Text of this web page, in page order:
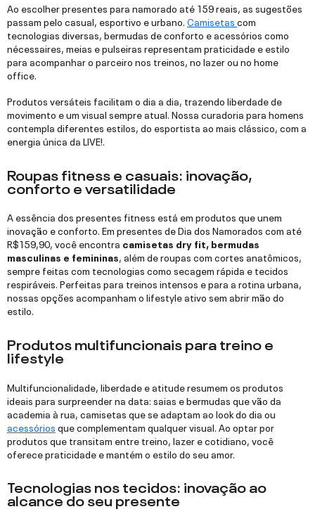
Ao escolher presentes para namorado até 159 reais, as sugestões
passam pelo casual, esportivo e urbano. Camisetas com
tecnologias diversas, bermudas de conforto e acessórios como
nécessaires, meias e pulseiras representam praticidade e estilo
para acompanhar o parceiro nos treinos, no lazer ou no home
office.
Produtos versáteis facilitam o dia a dia, trazendo liberdade de
movimento e um visual sempre atual. Nossa curadoria para homens
contempla diferentes estilos, do esportista ao mais clássico, com a
energia única da LIVE!.
Roupas fitness e casuais: inovação,
conforto e versatilidade
A essência dos presentes fitness está em produtos que unem
inovação e conforto. Em presentes de Dia dos Namorados com até
R$159,90, você encontra camisetas dry fit, bermudas
masculinas e femininas, além de roupas com cortes anatômicos,
sempre feitas com tecnologias como secagem rápida e tecidos
respiráveis. Perfeitas para treinos intensos e para a rotina urbana,
nossas opções acompanham o lifestyle ativo sem abrir mão do
estilo.
Produtos multifuncionais para treino e
lifestyle
Multifuncionalidade, liberdade e atitude resumem os produtos
ideais para surpreender na data: saias e bermudas que vão da
academia à rua, camisetas que se adaptam ao look do dia ou
acessórios que complementam qualquer visual. Ao optar por
produtos que transitam entre treino, lazer e cotidiano, você
oferece praticidade e mantém o estilo do seu amor.
Tecnologias nos tecidos: inovação ao
alcance do seu presente